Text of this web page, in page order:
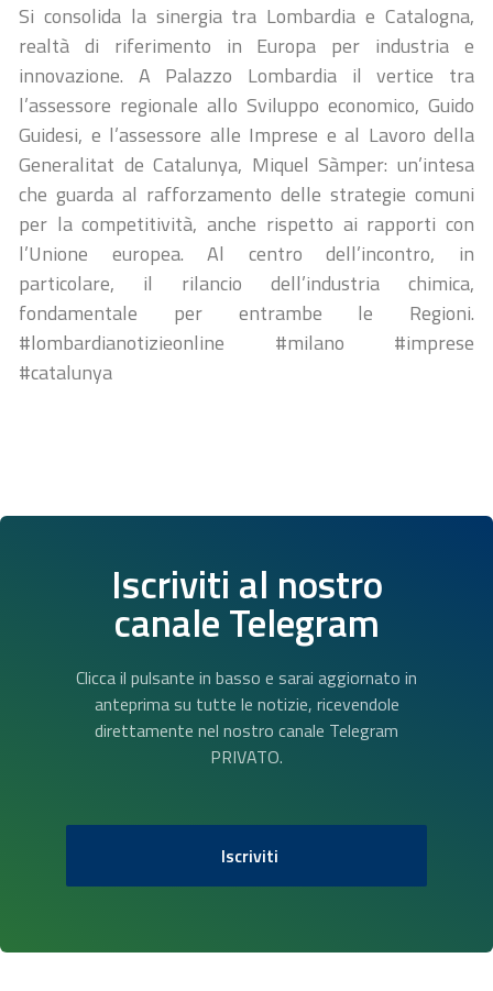
Si consolida la sinergia tra Lombardia e Catalogna,
realtà di riferimento in Europa per industria e
innovazione. A Palazzo Lombardia il vertice tra
l’assessore regionale allo Sviluppo economico, Guido
Guidesi, e l’assessore alle Imprese e al Lavoro della
Generalitat de Catalunya, Miquel Sàmper: un’intesa
che guarda al rafforzamento delle strategie comuni
per la competitività, anche rispetto ai rapporti con
l’Unione europea. Al centro dell’incontro, in
particolare, il rilancio dell’industria chimica,
fondamentale per entrambe le Regioni.
#lombardianotizieonline #milano #imprese
#catalunya
Iscriviti al nostro
canale Telegram
Clicca il pulsante in basso e sarai aggiornato in
anteprima su tutte le notizie, ricevendole
direttamente nel nostro canale Telegram
PRIVATO.
Iscriviti